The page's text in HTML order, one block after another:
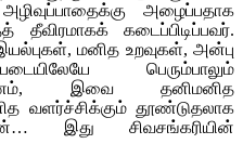
அழைப்பதாக
தீவிரமாகக் கடைப்பிடிப்பவர்.
மனித உறவுகள், அன்பு
பெரும்பாலும்
இவை தனிமனித
வளர்ச்சிக்கும் தூண்டுதலாக
இது சிவசங்கரியின்